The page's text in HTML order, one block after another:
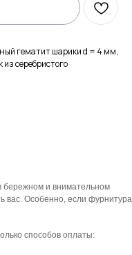
гематит шарики d = 4 мм,
серебристого
бережном и внимательном
вас. Особенно, если фурнитура
способов оплаты: